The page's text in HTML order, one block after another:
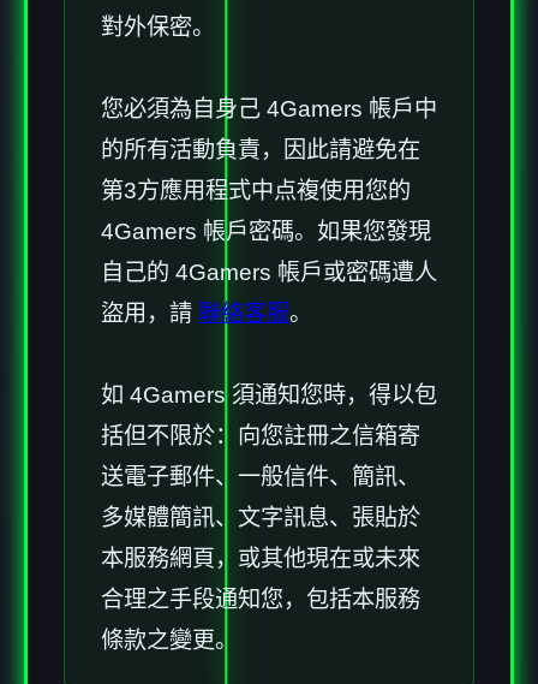
對外保密。
您必須為自身己 4Gamers 帳戶中
的所有活動負責，因此請避免在
第3方應用程式中点複使用您的
4Gamers 帳戶密碼。如果您發現
自己的 4Gamers 帳戶或密碼遭人
盜用，請 聯絡客服。
如 4Gamers 須通知您時，得以包
括但不限於：向您註冊之信箱寄
送電子郵件、一般信件、簡訊、
多媒體簡訊、文字訊息、張貼於
本服務網頁，或其他現在或未來
合理之手段通知您，包括本服務
條款之變更。